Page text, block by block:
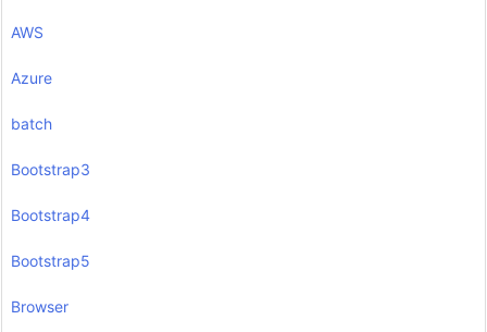
AWS
Azure
batch
Bootstrap3
Bootstrap4
Bootstrap5
Browser